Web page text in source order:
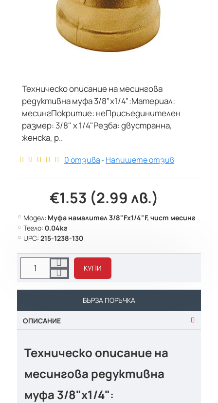
Техническо описание на месингова
редуктивна муфа 3/8"х1/4":Материал:
месингПокритие: неПрисъединителен
размер: 3/8" х 1/4"Резба: двустранна,
женска, р..
0 отзива-Напишете отзив
€1.53 (2.99 лв.)
Модел: Муфа намалител 3/8"Fx1/4"F, чист месинг
Тегло: 0.04кг
UPC: 215-1238-130
КУПИ
БЪРЗА ПОРЪЧКА
ОПИСАНИЕ
Техническо описание на
месингова редуктивна
муфа 3/8"х1/4":